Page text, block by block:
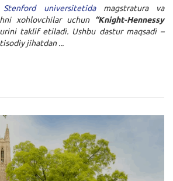
Stenford universitetidamagstratura va
xohlovchilar uchun
“Knight-Hennessy
taklif etiladi. Ushbu dastur maqsadi –
jihatdan ...